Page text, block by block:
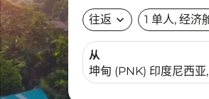
往返 expand_more 1 单人, 经济
从